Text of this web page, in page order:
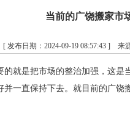
当前的广饶搬家市
[ 发布日期：2024-09-19 08:57:43 ]
就是把市场的整治加强，这
一直保持下去。就目前的广